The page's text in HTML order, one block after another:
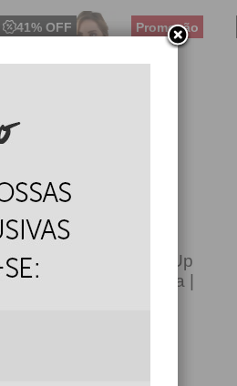
41% OFF
Conjunto Bojo Push Up
Drapeado Com Renda |